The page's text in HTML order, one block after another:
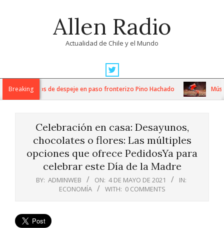
Allen Radio
Actualidad de Chile y el Mundo
Navigation
MenuBreaking
trabajos de despeje en paso fronterizo Pino Hachado
Celebración en casa: Desayunos,
chocolates o flores: Las múltiples
opciones que ofrece PedidosYa para
celebrar este Día de la Madre
BY: ADMINWEB ON: 4 DE MAYO DE 2021
IN:
ECONOMÍA
WITH: 0 COMMENTS